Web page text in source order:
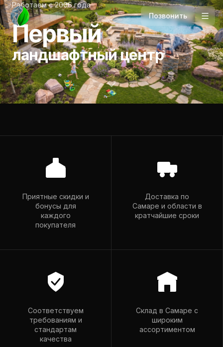
Позвонить
+7 927 265-94-98
romador@mail.ru
Работаем с 2006 года
Первый
ландшафтный центр
Приятные скидки и
бонусы для
каждого
покупателя
Доставка по
Самаре и области в
кратчайшие сроки
Соответствуем
требованиям и
стандартам
качества
Склад в Самаре с
широким
ассортиментом